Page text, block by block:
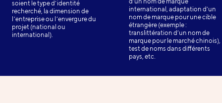
soient le type d’identité
recherché, la dimension de
l’entreprise ou l’envergure du
projet (national ou
international).
international, adaptation d’un
nom de marque pour une cible
étrangère (exemple :
translittération d’un nom de
marque pour le marché chinois),
test de noms dans différents
pays, etc.